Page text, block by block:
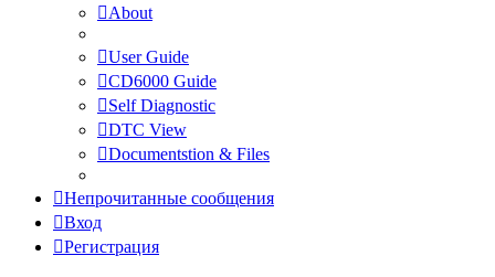
About
User Guide
CD6000 Guide
Self Diagnostic
DTC View
Documentstion & Files
Непрочитанные сообщения
Вход
Регистрация